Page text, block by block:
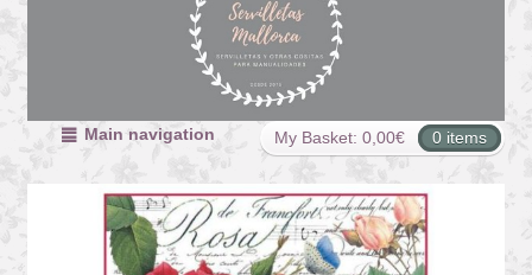
My Basket: 0,00€ 0 items
Main navigation